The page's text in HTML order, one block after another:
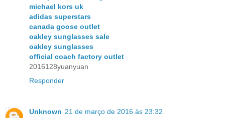
michael kors uk
adidas superstars
canada goose outlet
oakley sunglasses sale
oakley sunglasses
official coach factory outlet
2016128yuanyuan
Responder
Unknown 21 de março de 2016 às 23:32